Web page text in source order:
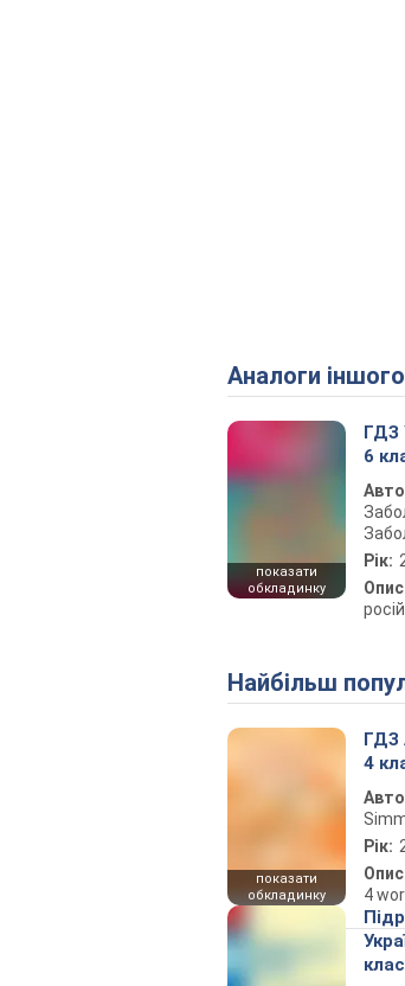
Аналоги
показати
обкладинку
ГДЗ
6
Рік:
Найбільш
показати
обкладинку
ГДЗ
4
Рік:
4
клас